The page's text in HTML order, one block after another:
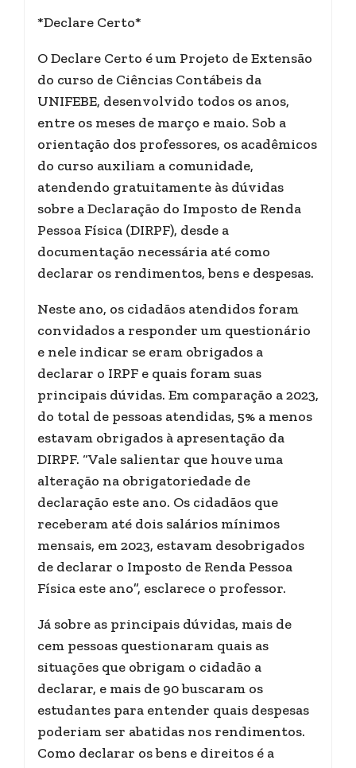
*Declare Certo*
O Declare Certo é um Projeto de Extensão
do curso de Ciências Contábeis da
UNIFEBE, desenvolvido todos os anos,
entre os meses de março e maio. Sob a
orientação dos professores, os acadêmicos
do curso auxiliam a comunidade,
atendendo gratuitamente às dúvidas
sobre a Declaração do Imposto de Renda
Pessoa Física (DIRPF), desde a
documentação necessária até como
declarar os rendimentos, bens e despesas.
Neste ano, os cidadãos atendidos foram
convidados a responder um questionário
e nele indicar se eram obrigados a
declarar o IRPF e quais foram suas
principais dúvidas. Em comparação a 2023,
do total de pessoas atendidas, 5% a menos
estavam obrigados à apresentação da
DIRPF. “Vale salientar que houve uma
alteração na obrigatoriedade de
declaração este ano. Os cidadãos que
receberam até dois salários mínimos
mensais, em 2023, estavam desobrigados
de declarar o Imposto de Renda Pessoa
Física este ano”, esclarece o professor.
Já sobre as principais dúvidas, mais de
cem pessoas questionaram quais as
situações que obrigam o cidadão a
declarar, e mais de 90 buscaram os
estudantes para entender quais despesas
poderiam ser abatidas nos rendimentos.
Como declarar os bens e direitos é a